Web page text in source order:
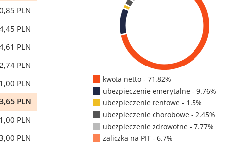
PLN
PLN
PLN
PLN
PLN
PLN
PLN
PLN
kwota netto - 71.82%
ubezpieczenie emerytalne - 9.76%
ubezpieczenie rentowe - 1.5%
ubezpieczenie chorobowe - 2.45%
ubezpieczenie zdrowotne - 7.77%
zaliczka na PIT - 6.7%